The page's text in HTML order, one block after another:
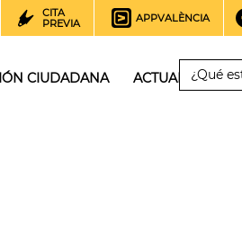
CITA
PREVIA
APPVALÈNCIA
CIUDADANA ACTUALIDAD